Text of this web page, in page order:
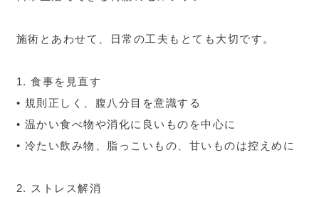
施術とあわせて、日常の工夫もとても大切です。
1. 食事を見直す
• 規則正しく、腹八分目を意識する
• 温かい食べ物や消化に良いものを中心に
• 冷たい飲み物、脂っこいもの、甘いものは控えめに
2. ストレス解消